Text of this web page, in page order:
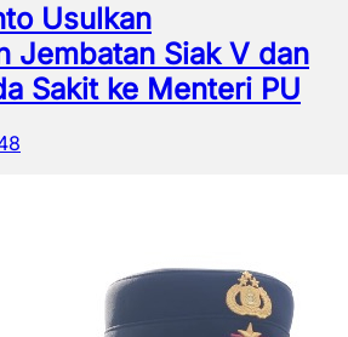
Usulkan
Jembatan Siak V dan
Sakit ke Menteri PU